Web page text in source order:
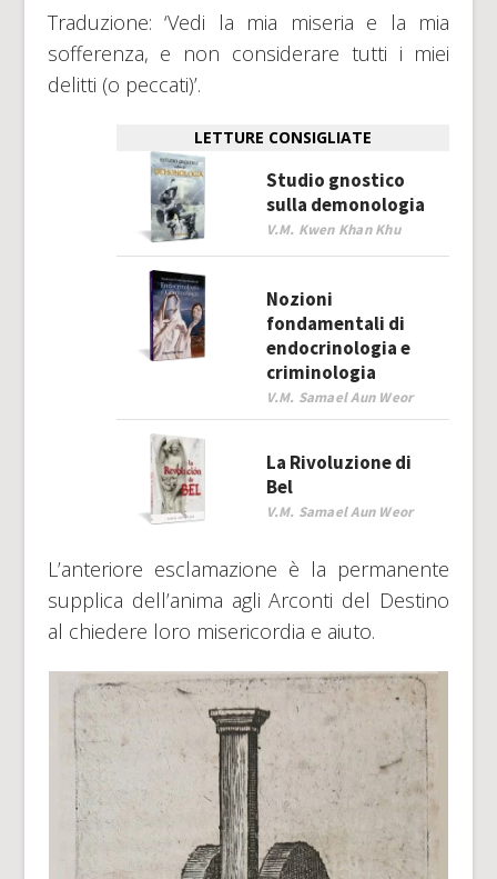
Traduzione: ‘Vedi la mia miseria e la mia
sofferenza, e non considerare tutti i miei
delitti (o peccati)’.
LETTURE CONSIGLIATE
Studio gnostico
sulla demonologia
V.M. Kwen Khan Khu
Nozioni
fondamentali di
endocrinologia e
criminologia
V.M. Samael Aun Weor
La Rivoluzione di
Bel
V.M. Samael Aun Weor
L’anteriore esclamazione è la permanente
supplica dell’anima agli Arconti del Destino
al chiedere loro misericordia e aiuto.